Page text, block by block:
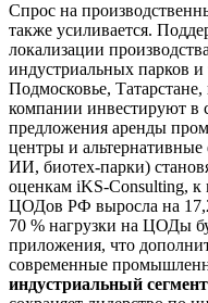
Спрос на
также усиливается.
локализации
индустриальных парков
Подмосковье,
компании инвестируют в
предложения аренды
центры и
ИИ, биотех-парки)
оценкам iKS-Consulting, к
ЦОДов РФ выросла на
70 % нагрузки на ЦОДы
приложения, что
современные
индустриальный сегмент